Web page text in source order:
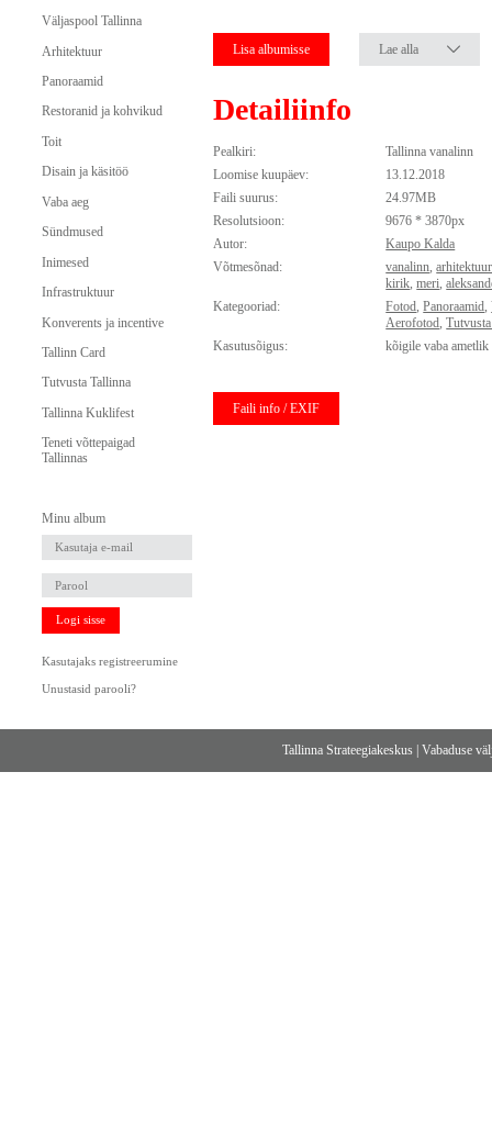
Väljaspool Tallinna
Arhitektuur
Panoraamid
Restoranid ja kohvikud
Toit
Disain ja käsitöö
Vaba aeg
Sündmused
Inimesed
Infrastruktuur
Konverents ja incentive
Tallinn Card
Tutvusta Tallinna
Tallinna Kuklifest
Teneti võttepaigad
Tallinnas
Minu album
Logi sisse
Kasutajaks registreerumine
Unustasid parooli?
Lisa albumisse Lae alla
Detailiinfo
Pealkiri:
Tallinna vanalinn
Loomise kuupäev:
13.12.2018
Faili suurus:
24.97MB
Resolutsioon:
9676 * 3870px
Autor:
Kaupo Kalda
Võtmesõnad:
vanalinn,arhitektuur
kirik,meri,
Kategooriad:
Fotod,Panoraamid,
Aerofotod,
Kasutusõigus:
kõigile vaba
Faili info / EXIF
Tallinna Strateegiakeskus |Vabaduse